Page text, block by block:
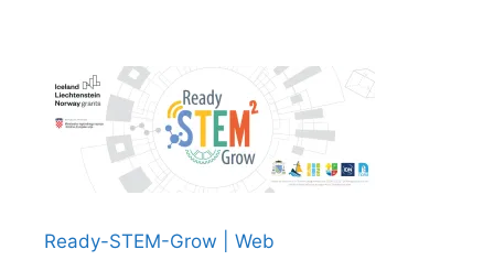
Ready-STEM-Grow | Web